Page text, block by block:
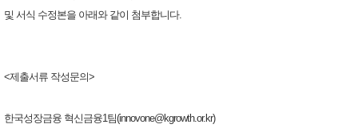
및 서식 수정본을 아래와 같이 첨부합니다.
<제출서류 작성문의>
한국성장금융 혁신금융1팀(innovone@kgrowth.or.kr)​